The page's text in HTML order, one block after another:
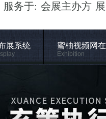
服务于: 会展主办方
展系统 蜜柚视频网
Exhibition